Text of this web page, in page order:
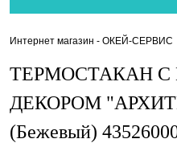
Интернет магазин - ОКЕЙ-СЕРВИС
ТЕРМОСТАКАН
ДЕКОРОМ
(Бежевый)